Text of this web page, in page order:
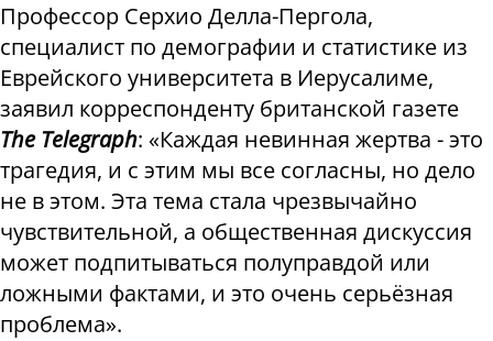
Профессор Серхио Делла-Пергола,
специалист по демографии и статистике из
Еврейского университета в Иерусалиме,
заявил корреспонденту британской газете
The Telegraph: «Каждая невинная жертва - это
трагедия, и с этим мы все согласны, но дело
не в этом. Эта тема стала чрезвычайно
чувствительной, а общественная дискуссия
может подпитываться полуправдой или
ложными фактами, и это очень серьёзная
проблема».